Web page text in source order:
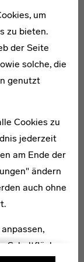
um
zu bieten.
der Seite
solche, die
genutzt
Cookies zu
jederzeit
am Ende der
ändern
auch ohne
Schaltfläche